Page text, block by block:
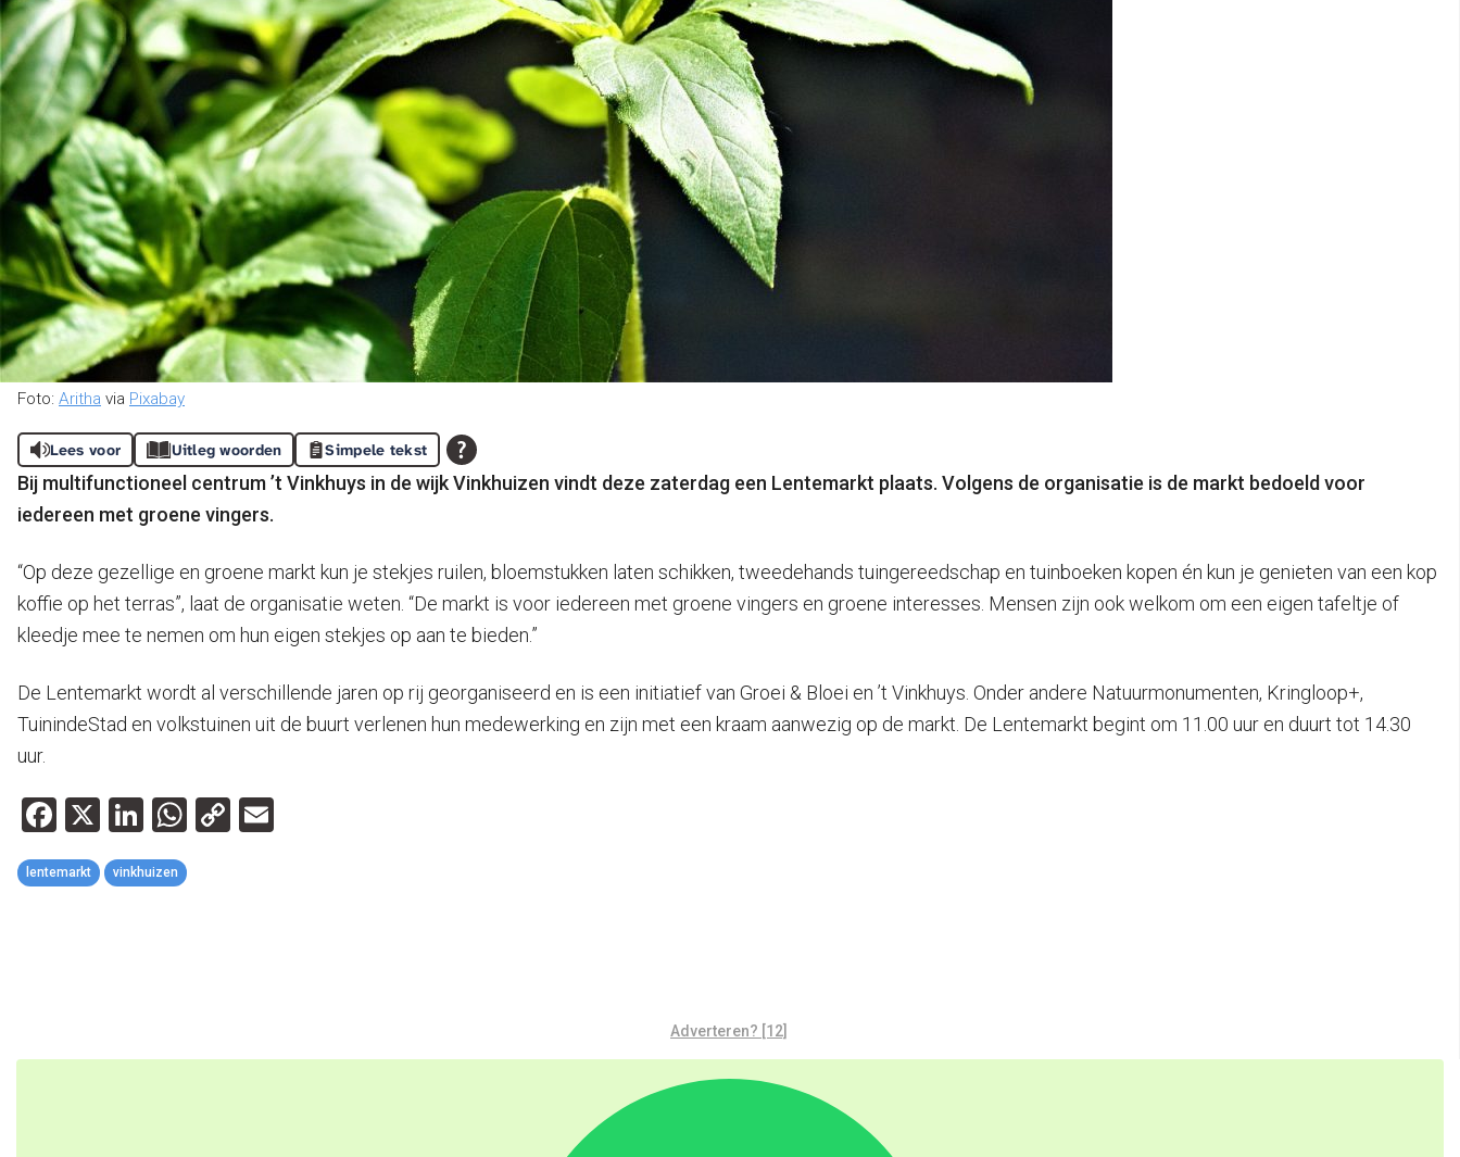
Foto: Aritha via Pixabay
Lees voor Uitleg woorden Simpele tekst
Bij multifunctioneel centrum ’t Vinkhuys in de wijk Vinkhuizen vindt deze zaterdag een Lentemarkt plaats. Volgens de organisatie is de markt bedoeld voor
iedereen met groene vingers.
“Op deze gezellige en groene markt kun je stekjes ruilen, bloemstukken laten schikken, tweedehands tuingereedschap en tuinboeken kopen én kun je genieten van een kop
koffie op het terras”, laat de organisatie weten. “De markt is voor iedereen met groene vingers en groene interesses. Mensen zijn ook welkom om een eigen tafeltje of
kleedje mee te nemen om hun eigen stekjes op aan te bieden.”
De Lentemarkt wordt al verschillende jaren op rij georganiseerd en is een initiatief van Groei & Bloei en ’t Vinkhuys. Onder andere Natuurmonumenten, Kringloop+,
TuinindeStad en volkstuinen uit de buurt verlenen hun medewerking en zijn met een kraam aanwezig op de markt. De Lentemarkt begint om 11.00 uur en duurt tot 14.30
uur.
Facebook
X LinkedIn
WhatsApp
Copy
lentemarkt vinkhuizen
Adverteren? [12]